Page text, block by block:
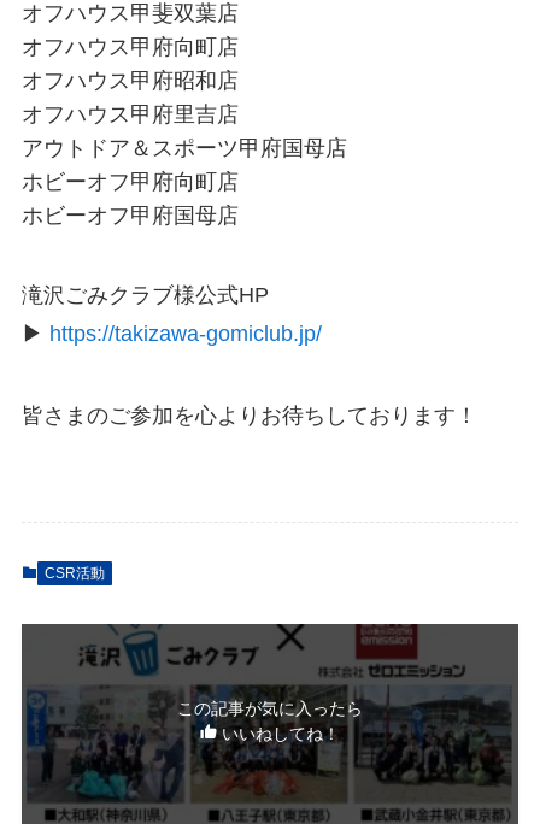
オフハウス甲斐双葉店
オフハウス甲府向町店
オフハウス甲府昭和店
オフハウス甲府里吉店
アウトドア＆スポーツ甲府国母店
ホビーオフ甲府向町店
ホビーオフ甲府国母店
滝沢ごみクラブ様公式HP
▶ https://takizawa-gomiclub.jp/
皆さまのご参加を心よりお待ちしております！
CSR活動
この記事が気に入ったら
いいねしてね！